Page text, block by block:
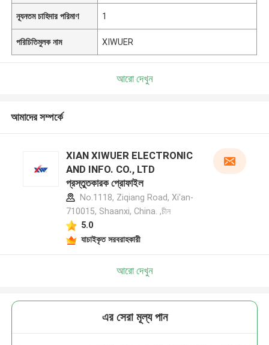
ন্যূনতম চাহিদার পরিমাণ 1
পরিচিতিমুলক নাম XIWUER
আরো দেখুন
আমাদের সম্পর্কে
XIAN XIWUER ELECTRONIC
AND INFO. CO., LTD
প্রস্তুতকারক প্রোফাইল
No.1118, Ziqiang Road, Xi'an-
710015, Shaanxi, China. ,চীন
5.0
যাচাইকৃত সরবরাহকারী
আরো দেখুন
এর সেরা মূল্য পান